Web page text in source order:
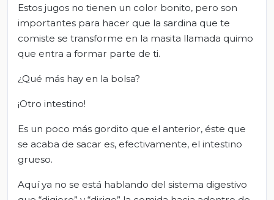
Estos jugos no tienen un color bonito, pero son
importantes para hacer que la sardina que te
comiste se transforme en la masita llamada quimo
que entra a formar parte de ti.
¿Qué más hay en la bolsa?
¡Otro intestino!
Es un poco más gordito que el anterior, éste que
se acaba de sacar es, efectivamente, el intestino
grueso.
Aquí ya no se está hablando del sistema digestivo